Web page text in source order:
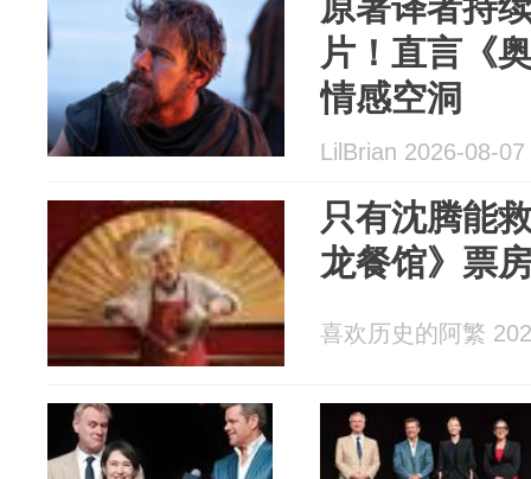
片！直言《
情感空洞
LilBrian 2026-08-07
只有沈腾能
龙餐馆》票
喜欢历史的阿繁